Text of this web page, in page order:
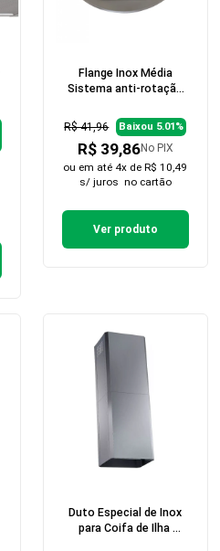
Flange Inox Média
Sistema anti-rotação
R$ 41,96 Baixou 5.01%
R$ 39,86No PIX
ou em até 4x de R$ 10,49
s/ juros no cartão
Ver produto
Duto Especial de Inox
para Coifa de Ilha 